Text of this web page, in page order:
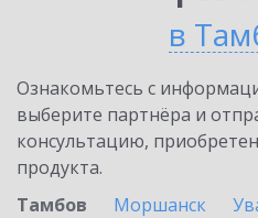
в
Ознакомьтесь с
выберите партнёра и
консультацию,
продукта.
Тамбов
Моршанск